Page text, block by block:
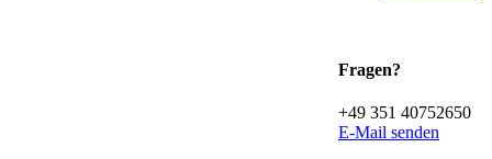
Fragen?
+49 351 40752650
E-Mail senden